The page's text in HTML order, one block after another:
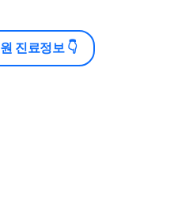
진료정보 👇